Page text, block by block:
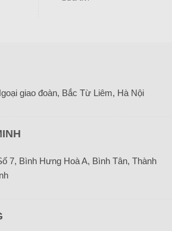
giao đoàn, Bắc Từ Liêm, Hà Nội
7, Bình Hưng Hoà A, Bình Tân, Thành